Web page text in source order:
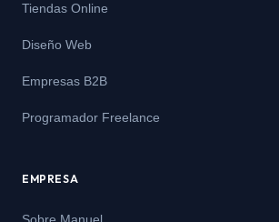
Tiendas Online
Diseño Web
Empresas B2B
Programador Freelance
EMPRESA